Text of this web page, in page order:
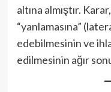
altına almıştır.
“yanlamasına”
edebilmesinin ve
edilmesinin ağır